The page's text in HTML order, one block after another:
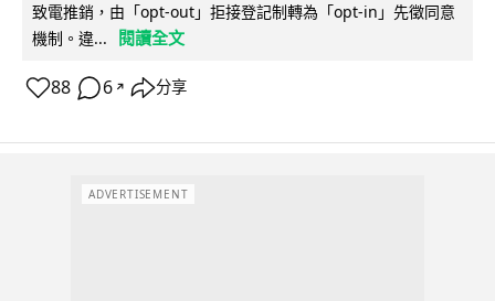
致電推銷，由「opt-out」拒接登記制轉為「opt-in」先徵同意
機制。違...
閱讀全文
88 6 ↗ 分享
ADVERTISEMENT